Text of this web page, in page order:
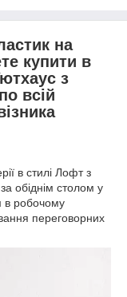
на
купити в
з
всій
в стилі Лофт з
обіднім столом у
в робочому
переговорних